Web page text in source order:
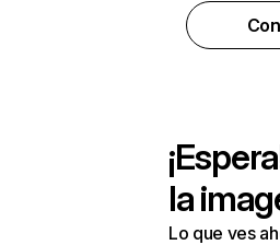
la
Lo que ves